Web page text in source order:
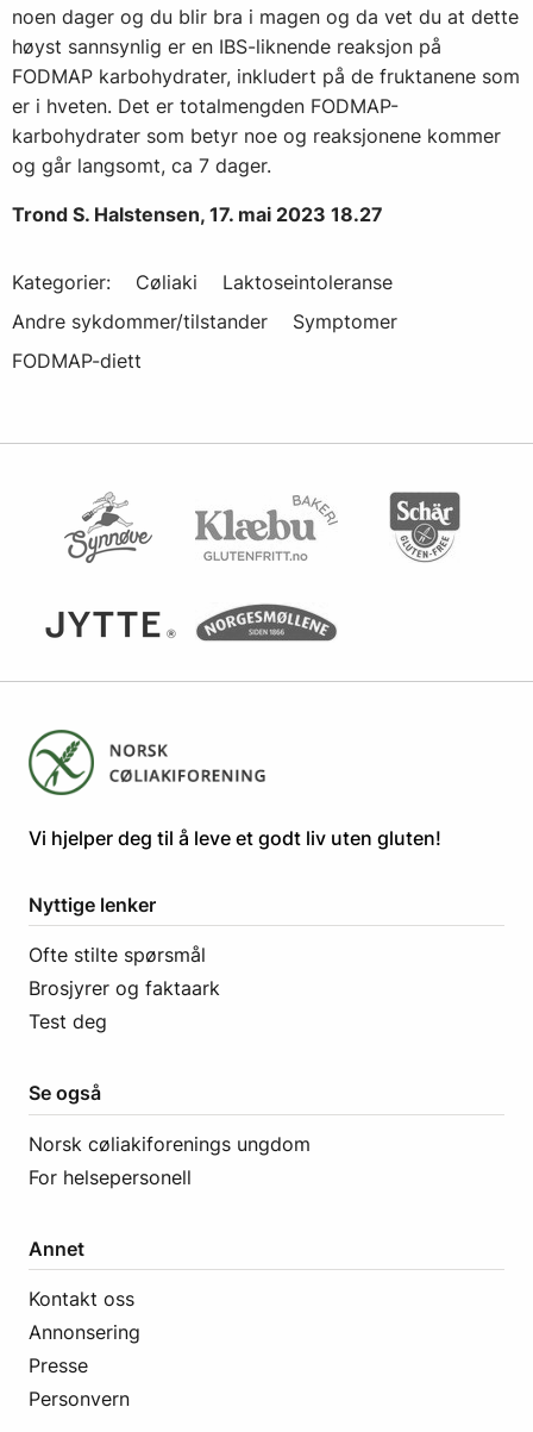
noen dager og du blir bra i magen og da vet du at dette
høyst sannsynlig er en IBS-liknende reaksjon på
FODMAP karbohydrater, inkludert på de fruktanene som
er i hveten. Det er totalmengden FODMAP-
karbohydrater som betyr noe og reaksjonene kommer
og går langsomt, ca 7 dager.
Trond S. Halstensen, 17. mai 2023 18.27
Kategorier: Cøliaki
Laktoseintoleranse
Andre sykdommer/tilstander
Symptomer
FODMAP-diett
​​​​Vi hjelper deg til å leve et godt liv uten gluten! ​
Nyttige lenker
Ofte stilte spørsmål
Brosjyrer og faktaark
Test deg
Se også
Norsk cøliakiforenings ungdom
For helsepersonell
Annet
Kontakt oss
Annonsering
Presse
Personvern